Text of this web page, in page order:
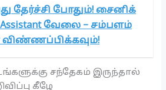
தேர்ச்சி போதும்! சைனிக்
வேலை – சம்பளம்
விண்ணப்பிக்கவும்!
சந்தேகம் இருந்தால்
கீழே